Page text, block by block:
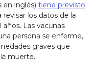
en inglés) tiene previsto
los datos de la
años. Las vacunas
persona se enferme,
graves que
muerte.